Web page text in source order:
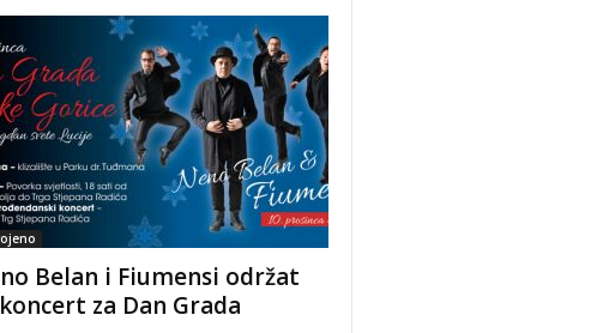
Belan i Fiumensi održat
za Dan Grada